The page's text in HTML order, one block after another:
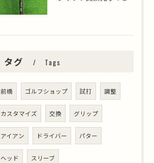
タグ Tags
前橋 ゴルフショップ 試打 調整
カスタマイズ 交換 グリップ
アイアン ドライバー パター
ヘッド スリーブ